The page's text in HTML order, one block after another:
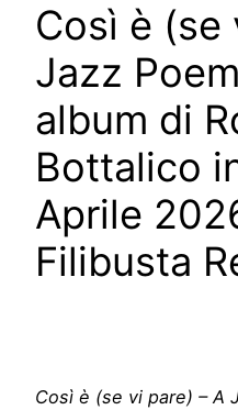
Così è (se
Jazz
album di
Bottalico
Aprile
Filibusta
Così è (se vi pare) – A